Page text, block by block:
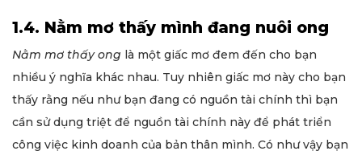
1.4. Nằm mơ thấy mình đang nuôi ong
Nằm mơ thấy ong là một giấc mơ đem đến cho bạn
nhiều ý nghĩa khác nhau. Tuy nhiên giấc mơ này cho bạn
thấy rằng nếu như bạn đang có nguồn tài chính thì bạn
cần sử dụng triệt để nguồn tài chính này để phát triển
công việc kinh doanh của bản thân mình. Có như vậy bạn